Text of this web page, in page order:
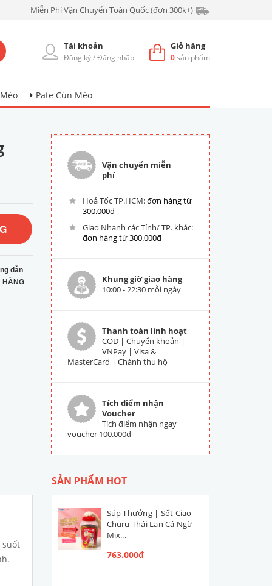
Miễn Phí Vận Chuyển Toàn Quốc (đơn 300k+)
Giỏ hàng
0sản phẩm
Tài khoản
Đăng ký/Đăng nhập
Pate Cún Mèo
dẫn
HÀNG
Vận chuyển miễn
phí
Hoả Tốc TP.HCM:đơn hàng từ
300.000đ
Giao Nhanh các Tỉnh/ TP. khác:
đơn hàng từ 300.000đ
Khung giờ giao hàng
10:00 - 22:30 mỗi ngày
Thanh toán linh hoạt
COD | Chuyển khoản |
VNPay | Visa &
MasterCard | Chành thu hộ
Tích điểm nhận
Voucher
Tích điểm nhận ngay
voucher 100.000đ
SẢN PHẨM HOT
Súp Thưởng | Sốt Ciao
Churu Thái Lan Cá Ngừ
Mix...
763.000₫